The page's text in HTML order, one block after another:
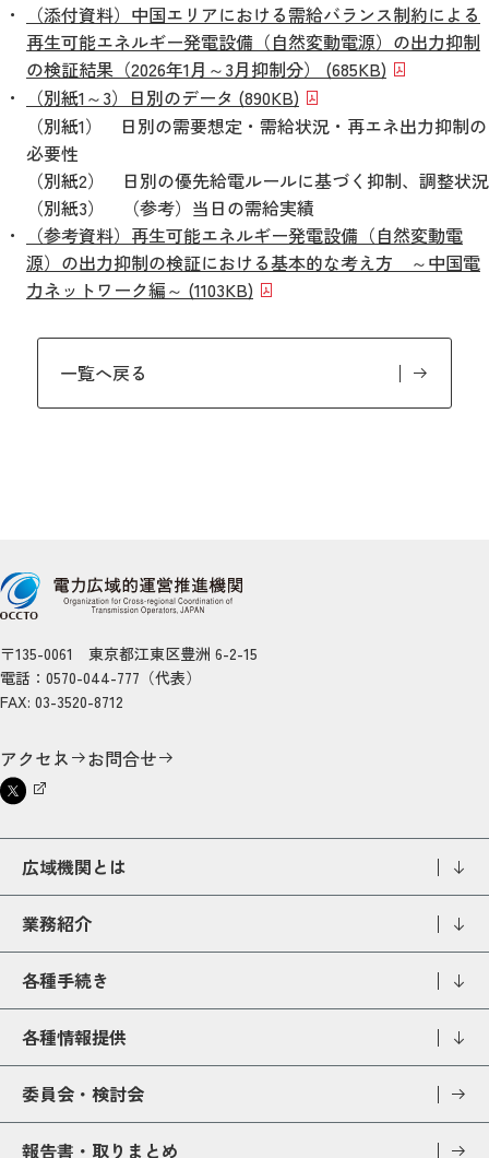
（添付資料）中国エリアにおける需給バランス制約による
再生可能エネルギー発電設備（自然変動電源）の出力抑制
の検証結果（2026年1月～3月抑制分） (685KB)
（別紙1～3）日別のデータ (890KB)
（別紙1） 日別の需要想定・需給状況・再エネ出力抑制の
必要性
（別紙2） 日別の優先給電ルールに基づく抑制、調整状況
（別紙3） （参考）当日の需給実績
（参考資料）再生可能エネルギー発電設備（自然変動電
源）の出力抑制の検証における基本的な考え方 ～中国電
力ネットワーク編～ (1103KB)
一覧へ戻る
〒135-0061 東京都江東区豊洲 6-2-15
電話：0570-044-777（代表）
FAX: 03-3520-8712
アクセス お問合せ
広域機関とは
業務紹介
各種手続き
各種情報提供
委員会・検討会
報告書・取りまとめ